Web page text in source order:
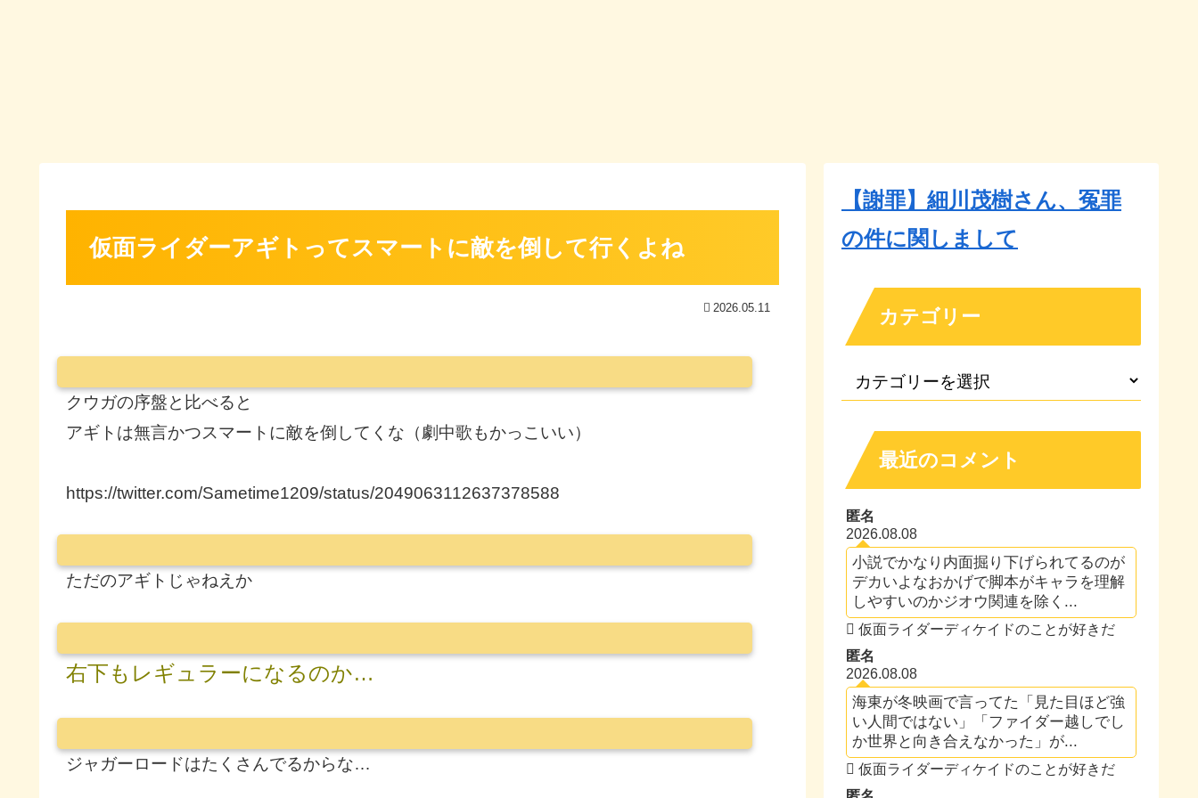
仮面ライダーアギトってスマートに敵を倒して行くよね
2026.05.11
クウガの序盤と比べると
アギトは無言かつスマートに敵を倒してくな（劇中歌もかっこいい）
https://twitter.com/Sametime1209/status/2049063112637378588
ただのアギトじゃねえか
右下もレギュラーになるのか…
ジャガーロードはたくさんでるからな…
【謝罪】細川茂樹さん、冤罪
の件に関しまして
カテゴリー
最近のコメント
匿名
2026.08.08
小説でかなり内面掘り下げられてるのが
デカいよなおかげで脚本がキャラを理解
しやすいのかジオウ関連を除く...
仮面ライダーディケイドのことが好きだ
匿名
2026.08.08
海東が冬映画で言ってた「見た目ほど強
い人間ではない」「ファイダー越しでし
か世界と向き合えなかった」が...
仮面ライダーディケイドのことが好きだ